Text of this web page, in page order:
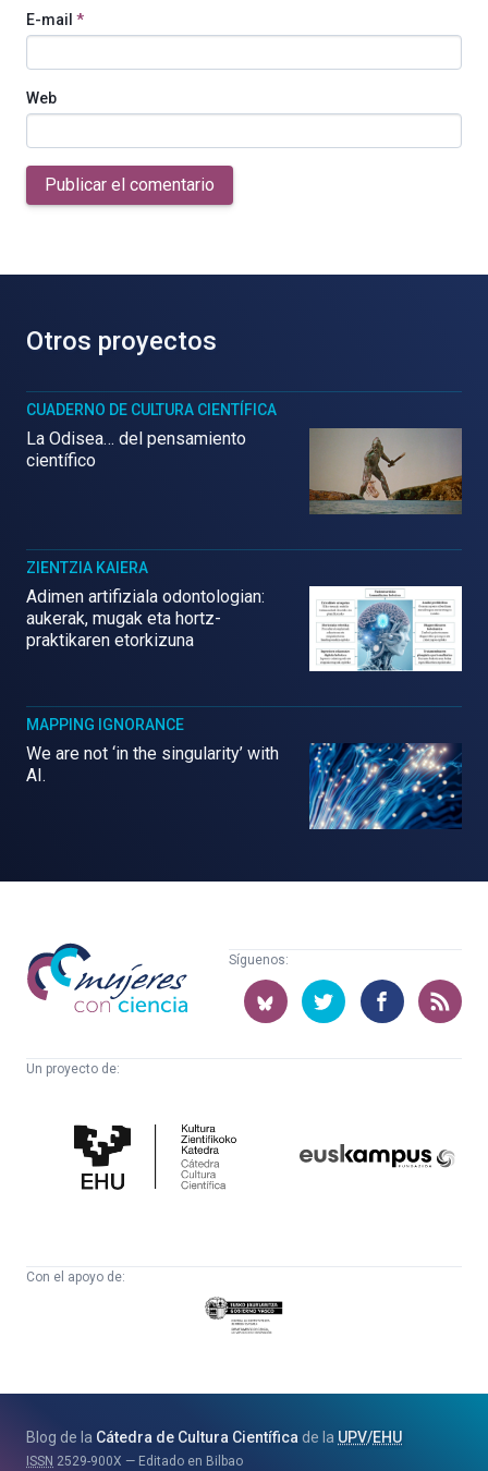
E-mail *
Web
Publicar el comentario
Otros proyectos
CUADERNO DE CULTURA CIENTÍFICA
La Odisea… del pensamiento
científico
ZIENTZIA KAIERA
Adimen artifiziala odontologian:
aukerak, mugak eta hortz-
praktikaren etorkizuna
MAPPING IGNORANCE
We are not ‘in the singularity’ with
AI.
Mujeres
con
ciencia
Síguenos:
Un proyecto de:
Cultura
Científica
Con el apoyo de:
Eusko
Jaurlaritza
eta
Berrikuntza
Blog de la Cátedra de Cultura Científica de la UPV/EHU
ISSN 2529-900X Editado en Bilbao